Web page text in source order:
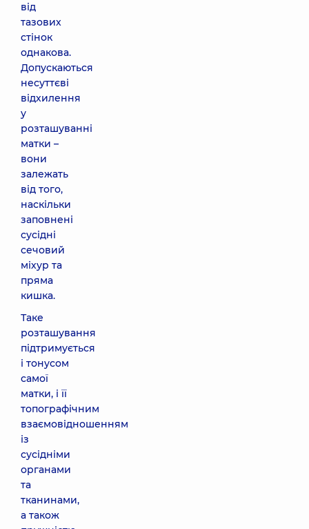
від
тазових
стінок
однакова.
Допускаються
несуттєві
відхилення
у
розташуванні
матки –
вони
залежать
від того,
наскільки
заповнені
сусідні
сечовий
міхур та
пряма
кишка.
Таке
розташування
підтримується
і тонусом
самої
матки, і її
топографічним
взаємовідношенням
із
сусідніми
органами
та
тканинами,
а також